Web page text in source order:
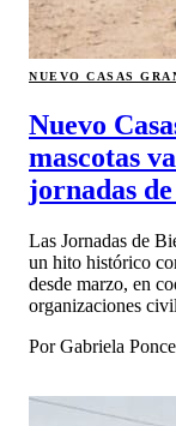
NUEVO CASAS
Nuevo
mascotas
jornadas
Las Jornadas de
un hito histórico
desde marzo, en
organizaciones
PorGabriela Ponce